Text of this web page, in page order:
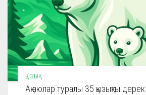
ҚЫЗЫҚ
Ақ аюлар туралы 35 қызықты дерек